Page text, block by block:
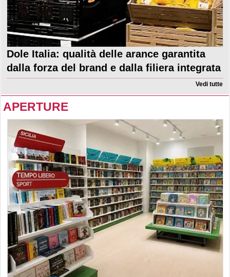
Dole Italia: qualità delle arance garantita
dalla forza del brand e dalla filiera integrata
Vedi tutte
APERTURE